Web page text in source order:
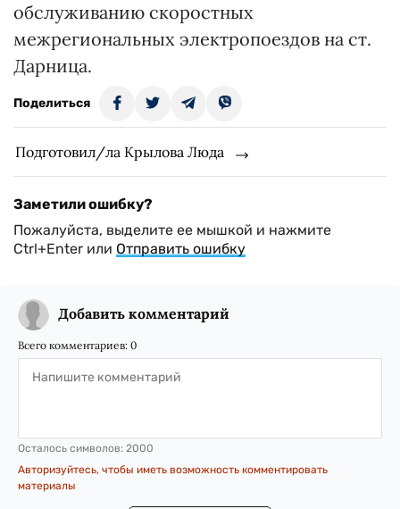
обслуживанию скоростных
межрегиональных электропоездов на ст.
Дарница.
Поделиться
Подготовил/ла Крылова Люда
Заметили ошибку?
Пожалуйста, выделите ее мышкой и нажмите
Ctrl+Enter или Отправить ошибку
Добавить комментарий
Всего комментариев: 0
Осталось символов: 2000
Авторизуйтесь, чтобы иметь возможность комментировать
материалы